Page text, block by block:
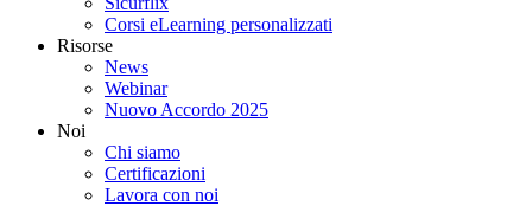
Corsi eLearning personalizzati
Risorse
News
Webinar
Nuovo Accordo 2025
Noi
Chi siamo
Certificazioni
Lavora con noi